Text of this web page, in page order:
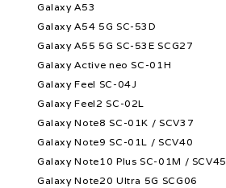
Galaxy A53
Galaxy A54 5G SC-53D
Galaxy A55 5G SC-53E SCG27
Galaxy Active neo SC-01H
Galaxy Feel SC-04J
Galaxy Feel2 SC-02L
Galaxy Note8 SC-01K / SCV37
Galaxy Note9 SC-01L / SCV40
Galaxy Note10 Plus SC-01M / SCV45
Galaxy Note20 Ultra 5G SCG06